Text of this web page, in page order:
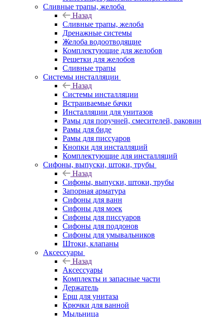
Сливные трапы, желоба
Назад
Сливные трапы, желоба
Дренажные системы
Желоба водоотводящие
Комплектующие для желобов
Решетки для желобов
Сливные трапы
Системы инсталляции
Назад
Системы инсталляции
Встраиваемые бачки
Инсталляции для унитазов
Рамы для поручней, смесителей, раковин
Рамы для биде
Рамы для писсуаров
Кнопки для инсталляций
Комплектующие для инсталляций
Сифоны, выпуски, штоки, трубы
Назад
Сифоны, выпуски, штоки, трубы
Запорная арматура
Сифоны для ванн
Сифоны для моек
Сифоны для писсуаров
Сифоны для поддонов
Сифоны для умывальников
Штоки, клапаны
Аксессуары
Назад
Аксессуары
Комплекты и запасные части
Держатель
Ерш для унитаза
Крючки для ванной
Мыльница